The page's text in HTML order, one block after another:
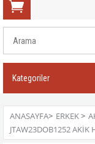
Kategoriler
ANASAYFA> ERKEK>
JTAW23DOB1252 AKİK